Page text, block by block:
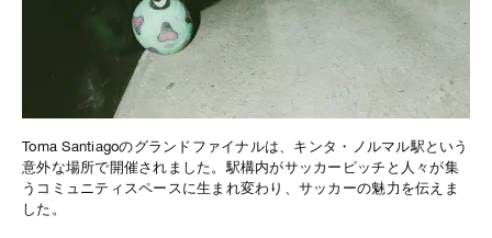
Toma Santiagoのグランドファイナルは、キンタ・ノルマル駅という
意外な場所で開催されました。駅構内がサッカーピッチと人々が集
うコミュニティスペースに生まれ変わり、サッカーの魅力を伝えま
した。